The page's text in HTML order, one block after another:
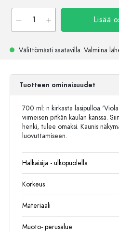
Lisää
Välittömästi saatavilla. Valmiina
Tuotteen ominaisuudet
700 ml: n kirkasta lasipulloa
viimeisen pitkän kaulan kanssa.
henki, tulee omaksi. Kaunis
luovuttamiseen.
Halkaisija - ulkopuolella
Korkeus
Materiaali
Muoto- perusalue